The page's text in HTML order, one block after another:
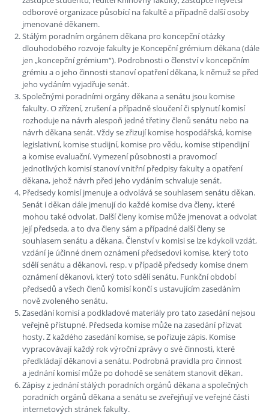
odborové organizace působící na fakultě a případně další osoby
jmenované děkanem.
Stálým poradním orgánem děkana pro koncepční otázky
dlouhodobého rozvoje fakulty je Koncepční grémium děkana (dále
jen „koncepční grémium“). Podrobnosti o členství v koncepčním
grémiu a o jeho činnosti stanoví opatření děkana, k němuž se před
jeho vydáním vyjadřuje senát.
Společnými poradními orgány děkana a senátu jsou komise
fakulty. O zřízení, zrušení a případně sloučení či splynutí komisí
rozhoduje na návrh alespoň jedné třetiny členů senátu nebo na
návrh děkana senát. Vždy se zřizují komise hospodářská, komise
legislativní, komise studijní, komise pro vědu, komise stipendijní
a komise evaluační. Vymezení působnosti a pravomocí
jednotlivých komisí stanoví vnitřní předpisy fakulty a opatření
děkana, jehož návrh před jeho vydáním schvaluje senát.
Předsedy komisí jmenuje a odvolává se souhlasem senátu děkan.
Senát i děkan dále jmenují do každé komise dva členy, které
mohou také odvolat. Další členy komise může jmenovat a odvolat
její předseda, a to dva členy sám a případné další členy se
souhlasem senátu a děkana. Členství v komisi se lze kdykoli vzdát,
vzdání je účinné dnem oznámení předsedovi komise, který toto
sdělí senátu a děkanovi, resp. v případě předsedy komise dnem
oznámení děkanovi, který toto sdělí senátu. Funkční období
předsedů a všech členů komisí končí s ustavujícím zasedáním
nově zvoleného senátu.
Zasedání komisí a podkladové materiály pro tato zasedání nejsou
veřejně přístupné. Předseda komise může na zasedání přizvat
hosty. Z každého zasedání komise, se pořizuje zápis. Komise
vypracovávají každý rok výroční zprávy o své činnosti, které
předkládají děkanovi a senátu. Podrobná pravidla pro činnost
a jednání komisí může po dohodě se senátem stanovit děkan.
Zápisy z jednání stálých poradních orgánů děkana a společných
poradních orgánů děkana a senátu se zveřejňují ve veřejné části
internetových stránek fakulty.